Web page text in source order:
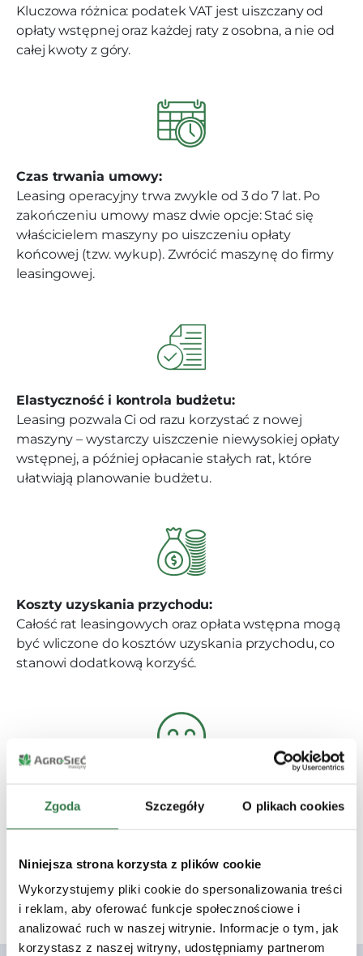
Zgoda Szczegóły O plikach cookies
Niniejsza strona korzysta z plików cookie
Wykorzystujemy pliki cookie do spersonalizowania treści
i reklam, aby oferować funkcje społecznościowe i
analizować ruch w naszej witrynie. Informacje o tym, jak
korzystasz z naszej witryny, udostępniamy partnerom
Kluczowa różnica: podatek VAT jest uiszczany od
opłaty wstępnej oraz każdej raty z osobna, a nie od
całej kwoty z góry.
Czas trwania umowy:
Leasing operacyjny trwa zwykle od 3 do 7 lat. Po
zakończeniu umowy masz dwie opcje: Stać się
właścicielem maszyny po uiszczeniu opłaty
końcowej (tzw. wykup). Zwrócić maszynę do firmy
leasingowej.
Elastyczność i kontrola budżetu:
Leasing pozwala Ci od razu korzystać z nowej
maszyny – wystarczy uiszczenie niewysokiej opłaty
wstępnej, a później opłacanie stałych rat, które
ułatwiają planowanie budżetu.
Koszty uzyskania przychodu:
Całość rat leasingowych oraz opłata wstępna mogą
być wliczone do kosztów uzyskania przychodu, co
stanowi dodatkową korzyść.
Leasing operacyjny to niewysoka opłata wstępna,
stałe raty oraz możliwość korzystania z maszyny bez
Zapytaj